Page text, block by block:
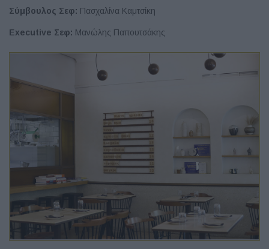
Σύμβουλος Σεφ: Πασχαλίνα Καμτσίκη
Executive Σεφ: Μανώλης Παπουτσάκης